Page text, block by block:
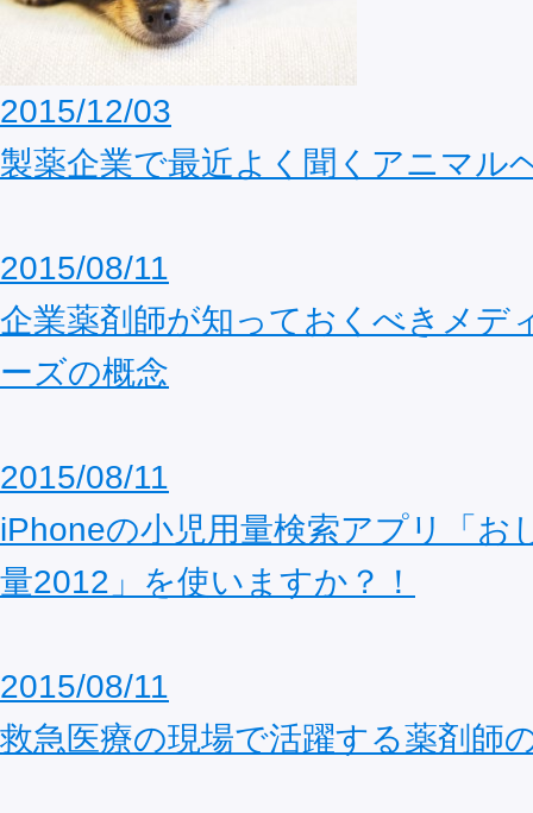
2015/12/03
製薬企業で最近よく聞くアニマル
2015/08/11
企業薬剤師が知っておくべきメデ
ーズの概念
2015/08/11
iPhoneの小児用量検索アプリ「お
量2012」を使いますか？！
2015/08/11
救急医療の現場で活躍する薬剤師